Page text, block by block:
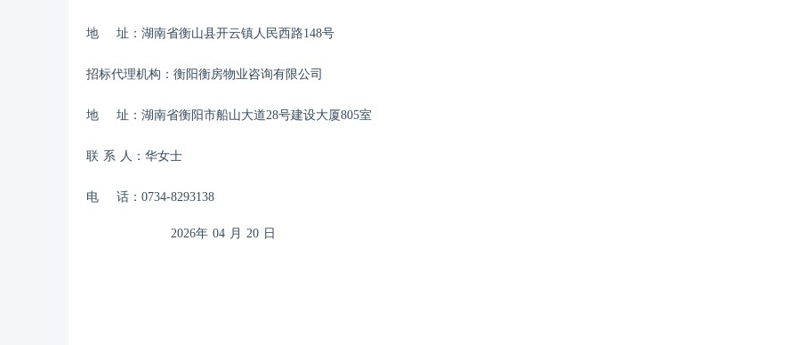
地 址： 湖南省衡山县开云镇人民西路148号
招标代理机构： 衡阳衡房物业咨询有限公司
地 址：湖南省衡阳市船山大道28号建设大厦805室
联 系 人：华女士
电 话： 0734-8293138
2026年 04 月 20 日